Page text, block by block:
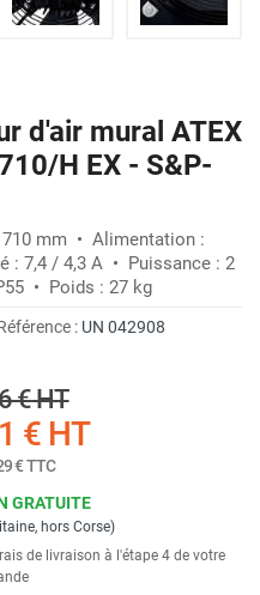
d'air mural ATEX
H EX - S&P-
mm • Alimentation :
: 7,4 / 4,3 A • Puissance : 2
• Poids : 27 kg
: UN 042908
€HT
€ HT
€TTC
GRATUITE
hors Corse)
de livraison à l'étape 4 de votre